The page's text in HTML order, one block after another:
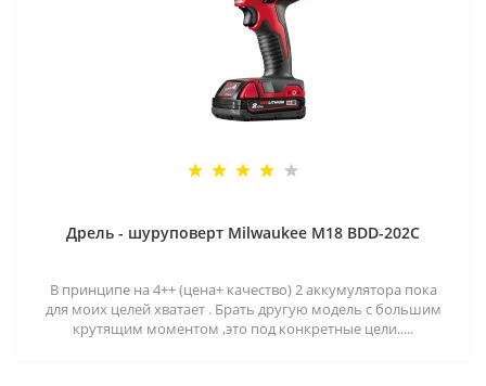
Дрель - шуруповерт Milwaukee M18 BDD-202C
В принципе на 4++ (цена+ качество) 2 аккумулятора пока
для моих целей хватает . Брать другую модель с большим
крутящим моментом ,это под конкретные цели.....